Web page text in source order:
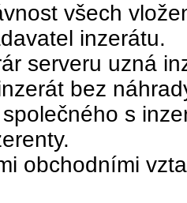
všech
inzerátu.
serveru uzná
bez
s
obchodními